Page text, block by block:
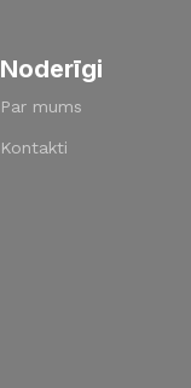
Noderīgi
Par mums
Kontakti